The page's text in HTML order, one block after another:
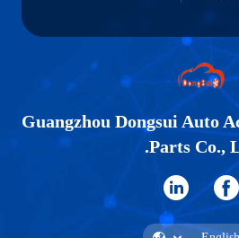
Guangzhou Dongsui Auto
Parts Co.,